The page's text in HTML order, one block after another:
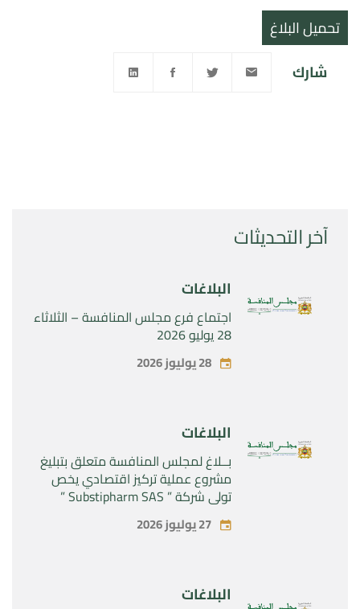
آخر التحديثات
البلاغات
اجتماع فرع مجلس المنافسة – الثلاثاء
28 يوليو 2026
28 يوليوز 2026
البلاغات
بــلاغ لمجلس المنافسة متعلق بتبليغ
مشروع عملية تركيز اقتصادي يخص
تولي شركة ” Substipharm SAS ”
المراقبة الحصرية للأصول والحقوق
المتعلقة بالمنتجين الصيدلانيين”
27 يوليوز 2026
البلاغات
تحميل البلاغ
شارك